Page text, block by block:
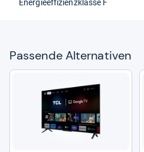
Ener­gie­ef­fi­zi­enz­klasse F
Pas­sende Alter­na­ti­ven